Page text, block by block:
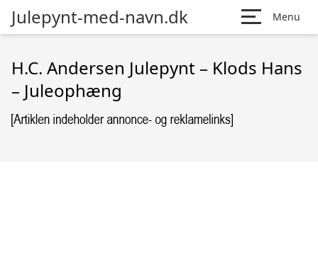
Julepynt-med-navn.dk Menu
H.C. Andersen Julepynt – Klods Hans
– Juleophæng